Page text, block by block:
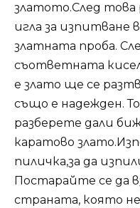
златото.След
игла за изпитване
златната проба.
съответната
е злато ще се
също е надежден.
разберете дали
каратово
пиличка,за да
Постарайте се да
страната, която